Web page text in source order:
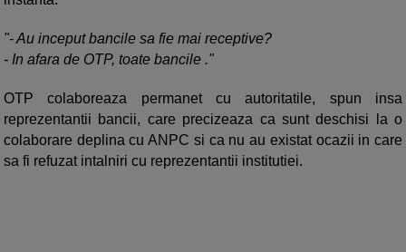
"- Au inceput bancile sa fie mai receptive?
- In afara de OTP, toate bancile ."
OTP colaboreaza permanet cu autoritatile, spun insa
reprezentantii bancii, care precizeaza ca sunt deschisi la o
colaborare deplina cu ANPC si ca nu au existat ocazii in care
sa fi refuzat intalniri cu reprezentantii institutiei.